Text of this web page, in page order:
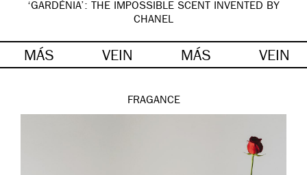
‘GARDÉNIA’: THE IMPOSSIBLE SCENT INVENTED BY
CHANEL
MÁS VEIN MÁS VEIN
FRAGANCE